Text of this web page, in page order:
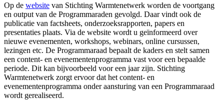
Op de website van Stichting Warmtenetwerk worden de voortgang
en output van de Programmaraden gevolgd. Daar vindt ook de
publicatie van factsheets, onderzoeksrapporten, papers en
presentaties plaats. Via de website wordt u geïnformeerd over
nieuwe evenementen, workshops, webinars, online cursussen,
lezingen etc. De Programmaraad bepaalt de kaders en stelt samen
een content- en evenementenprogramma vast voor een bepaalde
periode. Dit kan bijvoorbeeld voor een jaar zijn. Stichting
Warmtenetwerk zorgt ervoor dat het content- en
evenementenprogramma onder aansturing van een Programmaraad
wordt gerealiseerd.